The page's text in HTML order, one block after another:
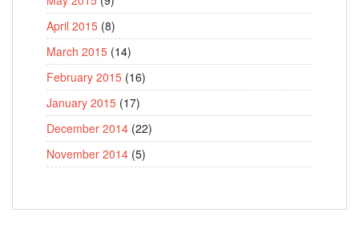
April 2015 (8)
March 2015 (14)
February 2015 (16)
January 2015 (17)
December 2014 (22)
November 2014 (5)